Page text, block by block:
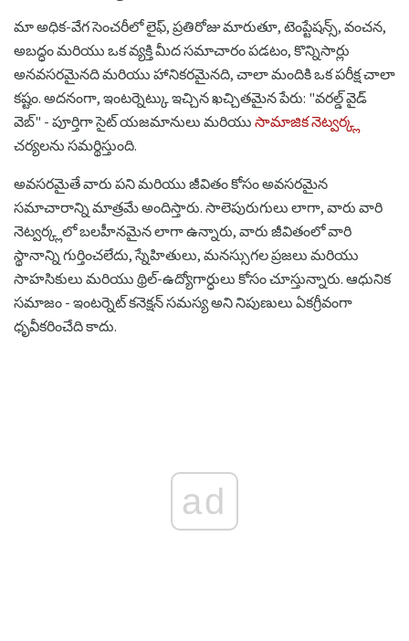
మా అధిక-వేగ సెంచరీలో లైఫ్, ప్రతిరోజు మారుతూ, టెంప్టేషన్స్, వంచన,
అబద్ధం మరియు ఒక వ్యక్తి మీద సమాచారం పడటం, కొన్నిసార్లు
అనవసరమైనది మరియు హానికరమైనది, చాలా మందికి ఒక పరీక్ష చాలా
కష్టం. అదనంగా, ఇంటర్నెట్కు ఇచ్చిన ఖచ్చితమైన పేరు: "వరల్డ్ వైడ్
వెబ్" - పూర్తిగా సైట్ యజమానులు మరియు సామాజిక నెట్వర్క్ల
చర్యలను సమర్థిస్తుంది.
అవసరమైతే వారు పని మరియు జీవితం కోసం అవసరమైన
సమాచారాన్ని మాత్రమే అందిస్తారు. సాలెపురుగులు లాగా, వారు వారి
నెట్వర్క్లలో బలహీనమైన లాగా ఉన్నారు, వారు జీవితంలో వారి
స్థానాన్ని గుర్తించలేదు, స్నేహితులు, మనస్సుగల ప్రజలు మరియు
సాహసికులు మరియు థ్రిల్-ఉద్యోగార్ధులు కోసం చూస్తున్నారు. ఆధునిక
సమాజం - ఇంటర్నెట్ కనెక్షన్ సమస్య అని నిపుణులు ఏకగ్రీవంగా
ధృవీకరించేది కాదు.
ad